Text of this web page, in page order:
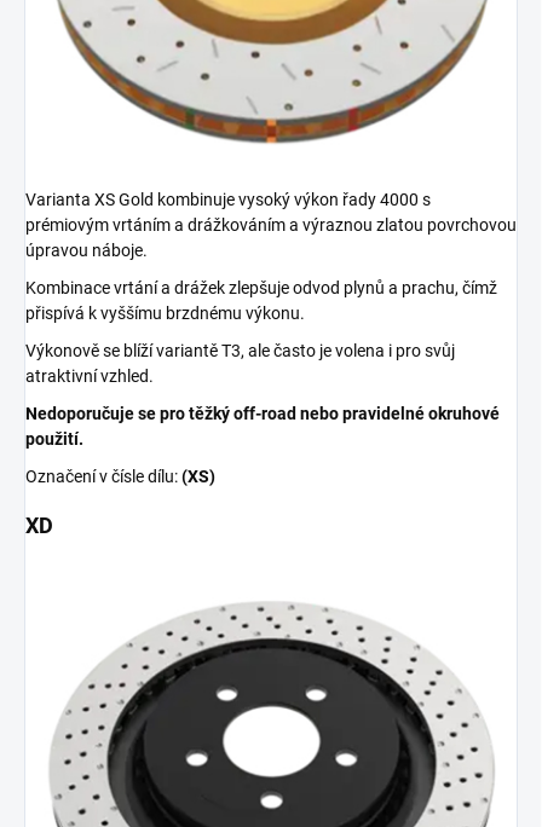
Varianta XS Gold kombinuje vysoký výkon řady 4000 s
prémiovým vrtáním a drážkováním a výraznou zlatou povrchovou
úpravou náboje.
Kombinace vrtání a drážek zlepšuje odvod plynů a prachu, čímž
přispívá k vyššímu brzdnému výkonu.
Výkonově se blíží variantě T3, ale často je volena i pro svůj
atraktivní vzhled.
Nedoporučuje se pro těžký off-road nebo pravidelné okruhové
použití.
Označení v čísle dílu:(XS)
XD